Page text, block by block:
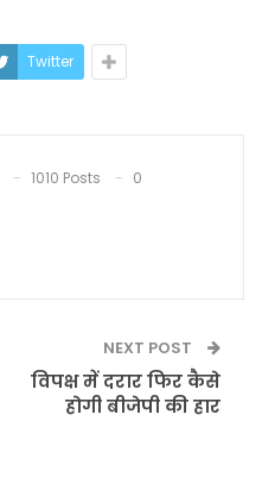
Twitter
1010 Posts
0
NEXT POST
विपक्ष में दरार फिर कैसे
होगी बीजेपी की हार